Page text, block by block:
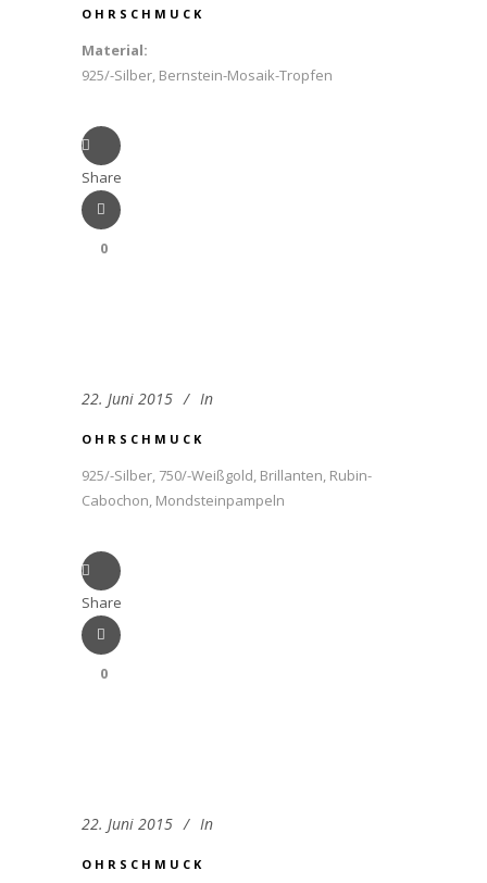
OHRSCHMUCK
Material:
925/-Silber, Bernstein-Mosaik-Tropfen
Share
0
22. Juni 2015 In
OHRSCHMUCK
925/-Silber, 750/-Weißgold, Brillanten, Rubin-
Cabochon, Mondsteinpampeln
Share
0
22. Juni 2015 In
OHRSCHMUCK